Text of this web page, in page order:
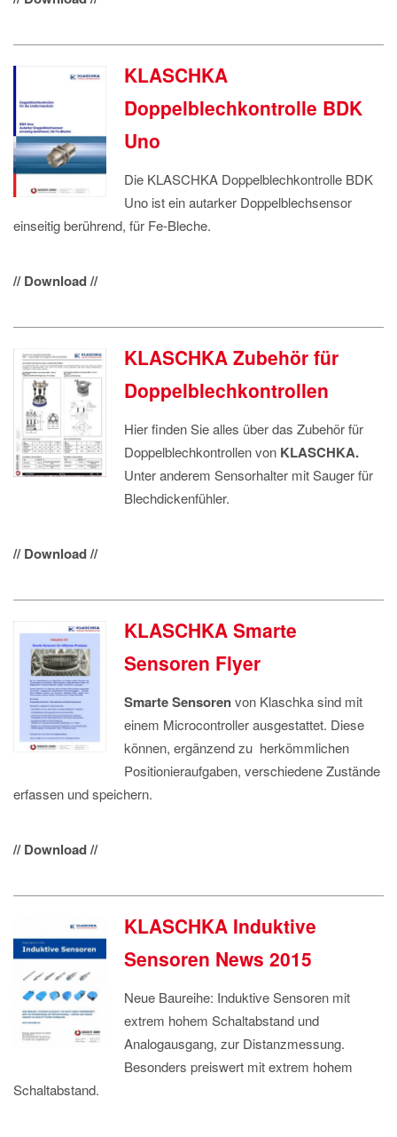
KLASCHKA
Doppelblechkontrolle BDK
Uno
Die KLASCHKA Doppelblechkontrolle BDK
Uno ist ein autarker Doppelblechsensor
einseitig berührend, für Fe-Bleche.
// Download //
KLASCHKA Zubehör für
Doppelblechkontrollen
Hier finden Sie alles über das Zubehör für
Doppelblechkontrollen von KLASCHKA.
Unter anderem Sensorhalter mit Sauger für
Blechdickenfühler.
// Download //
KLASCHKA Smarte
Sensoren Flyer
Smarte Sensorenvon Klaschka sind mit
einem Microcontroller ausgestattet. Diese
können, ergänzend zu herkömmlichen
Positionieraufgaben, verschiedene Zustände
erfassen und speichern.
// Download //
KLASCHKA Induktive
Sensoren News 2015
Neue Baureihe: Induktive Sensoren mit
extrem hohem Schaltabstand und
Analogausgang, zur Distanzmessung.
Besonders preiswert mit extrem hohem
Schaltabstand.